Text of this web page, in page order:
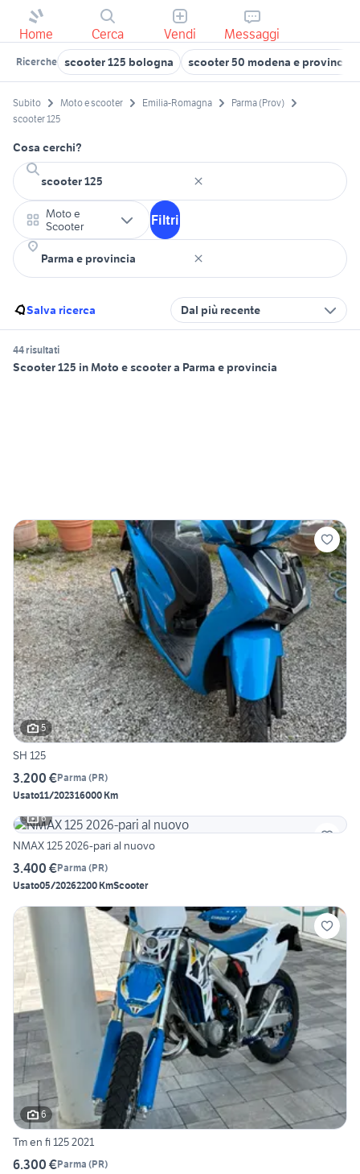
Home Cerca Vendi Messaggi
Ricerche scooter 125 bologna scooter 50 modena e provincia
Subito Moto e scooter Emilia-Romagna
Parma (Prov)
scooter 125
Cosa cerchi?
Moto e
Scooter
Filtri
Salva ricerca Dal più recente
44 risultati
Scooter 125 in Moto e scooter a Parma e provincia
5
SH 125
3.200 €Parma (PR)
Usato11/202316000 Km
6
NMAX 125 2026-pari al nuovo
3.400 €Parma (PR)
Usato05/20262200 KmScooter
6
Tm en fi 125 2021
6.300 €Parma (PR)